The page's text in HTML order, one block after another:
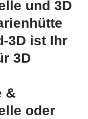
und 3D
3D ist Ihr
3D
&
oder